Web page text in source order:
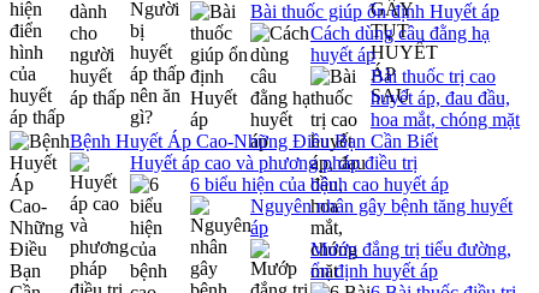
Bài thuốc giúp ổn định Huyết áp
Cách dùng câu đằng hạ
huyết áp
Bài thuốc trị cao
huyết áp, đau đầu,
hoa mắt, chóng mặt
Bệnh Huyết Áp Cao-Những Điều Bạn Cần Biết
Huyết áp cao và phương pháp điều trị
6 biểu hiện của bệnh cao huyết áp
Nguyên nhân gây bệnh tăng huyết
áp
Mướp đắng trị tiểu đường,
ổn định huyết áp